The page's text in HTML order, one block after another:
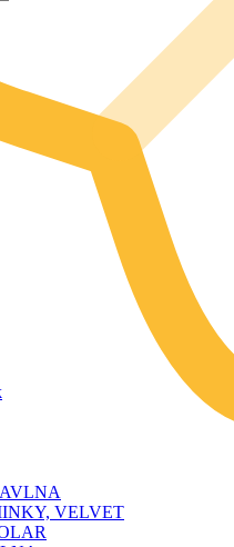
VELVET